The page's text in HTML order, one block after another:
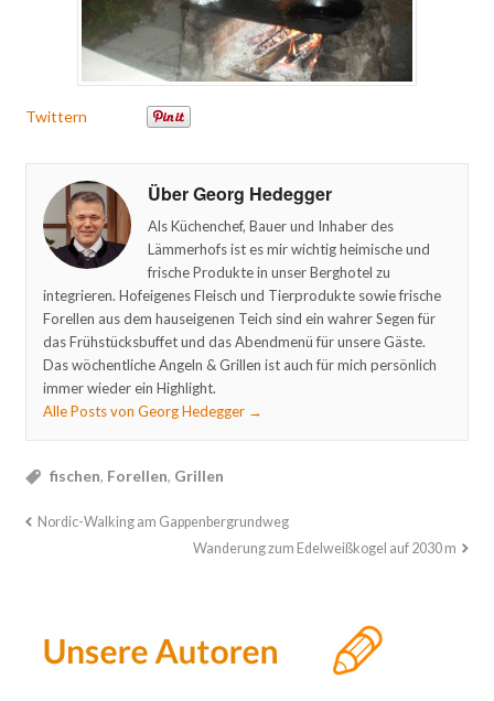
Twittern
Über Georg Hedegger
Als Küchenchef, Bauer und Inhaber des
Lämmerhofs ist es mir wichtig heimische und
frische Produkte in unser Berghotel zu
integrieren. Hofeigenes Fleisch und Tierprodukte sowie frische
Forellen aus dem hauseigenen Teich sind ein wahrer Segen für
das Frühstücksbuffet und das Abendmenü für unsere Gäste.
Das wöchentliche Angeln & Grillen ist auch für mich persönlich
immer wieder ein Highlight.
Alle Posts von Georg Hedegger →
fischen, Forellen, Grillen
Nordic-Walking am Gappenbergrundweg
Wanderung zum Edelweißkogel auf 2030 m